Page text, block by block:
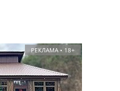
РЕКЛАМА • 18+